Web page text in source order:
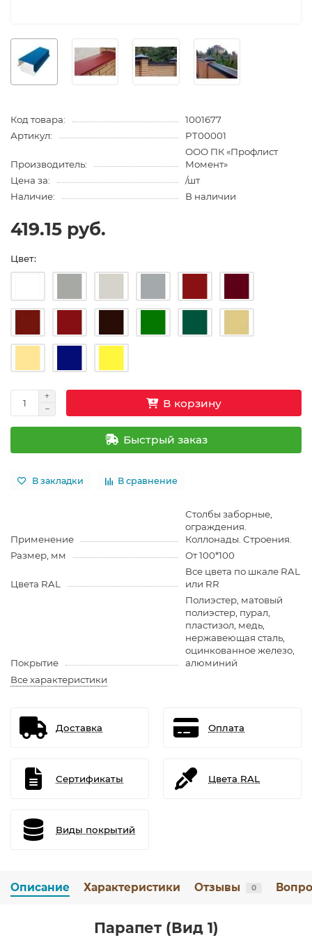
Код товара:
1001677
Артикул:
PT00001
Производитель:
ООО ПК «Профлист
Момент»
Цена за:
/шт
Наличие:
В наличии
419.15 руб.
Цвет:
В корзину
Быстрый заказ
В закладки В сравнение
Применение
Столбы заборные,
ограждения.
Коллонады. Строения.
Размер, мм
От 100*100
Цвета RAL
Все цвета по шкале RAL
или RR
Покрытие
Полиэстер, матовый
полиэстер, пурал,
пластизол, медь,
нержавеющая сталь,
оцинкованное железо,
алюминий
Все характеристики
Доставка Оплата
Сертификаты Цвета RAL
Виды покрытий
Описание Характеристики Отзывы 0
Парапет (Вид 1)